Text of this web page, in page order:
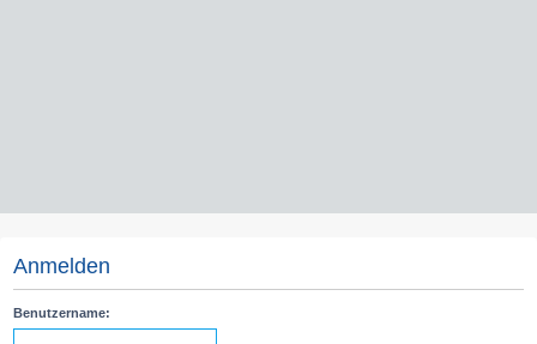
Anmelden
Benutzername: